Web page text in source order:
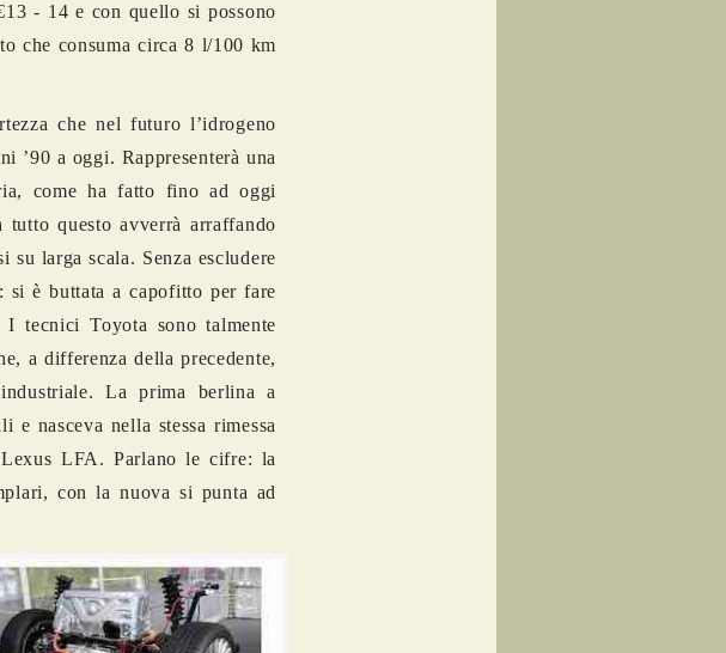
- 14 e con quello si possono
che consuma circa 8 l/100 km
che nel futuro l’idrogeno
’90 a oggi. Rappresenterà una
come ha fatto fino ad oggi
questo avverrà arraffando
su larga scala. Senza escludere
si è buttata a capofitto per fare
I tecnici Toyota sono talmente
a differenza della precedente,
La prima berlina a
e nasceva nella stessa rimessa
LFA. Parlano le cifre: la
con la nuova si punta ad